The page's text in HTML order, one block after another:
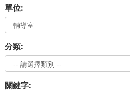
單位:
分類:
關鍵字: